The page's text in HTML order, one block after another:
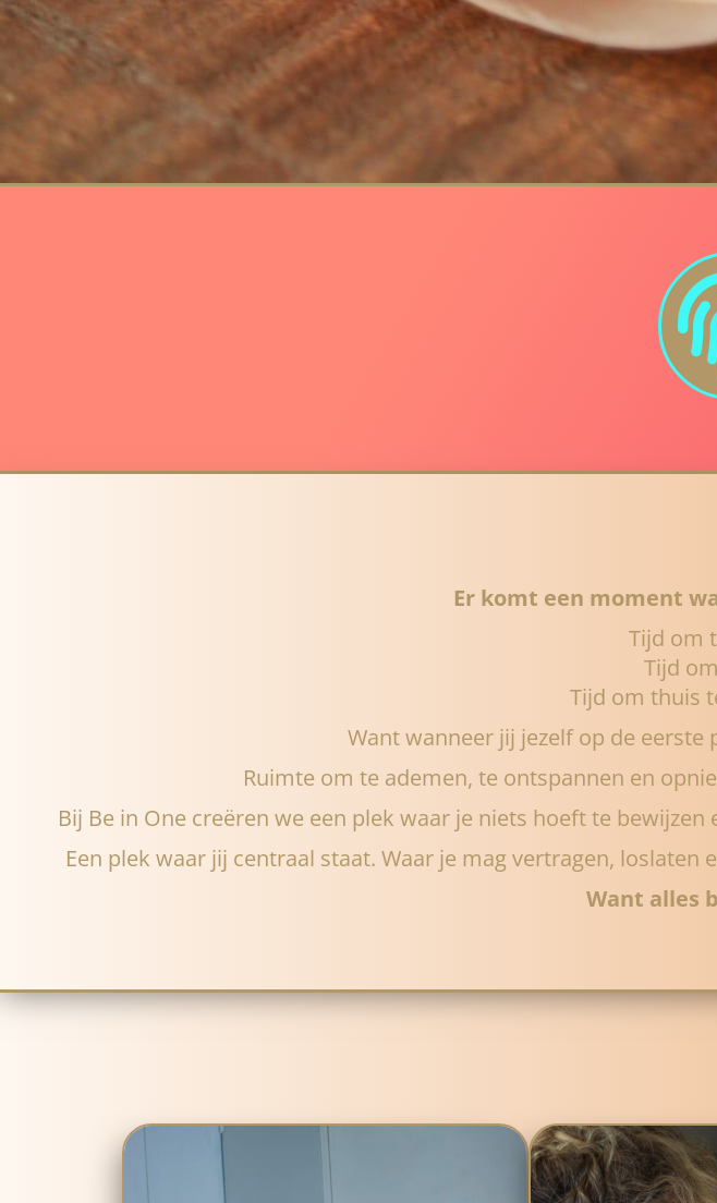
Er komt een moment
Tijd om
Tijd
Tijd om thuis
Want wanneer jij jezelf op de
Ruimte om te ademen, te ontspannen en
Bij Be in One creëren we een plek waar je niets hoeft te
Een plek waar jij centraal staat. Waar je mag vertragen,
Want alles